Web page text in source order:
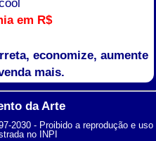
em R$
economize, aumente
mais.
da Arte
2030 - Proibido a reprodução e uso
no INPI